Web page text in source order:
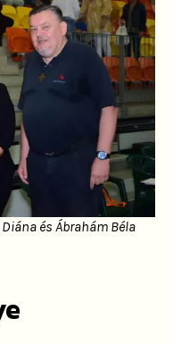
és Ábrahám Béla